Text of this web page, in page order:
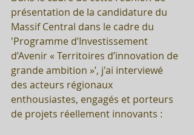
présentation de la candidature du
Massif Central dans le cadre du
'Programme d’Investissement
d’Avenir « Territoires d’innovation de
grande ambition »’, j'ai interviewé
des acteurs régionaux
enthousiastes, engagés et porteurs
de projets réellement innovants :